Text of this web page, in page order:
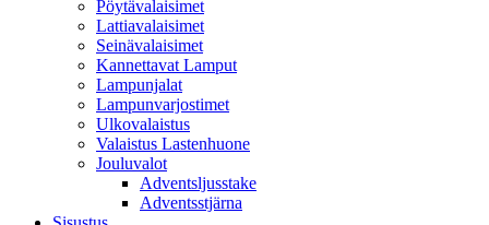
Pöytävalaisimet
Lattiavalaisimet
Seinävalaisimet
Kannettavat Lamput
Lampunjalat
Lampunvarjostimet
Ulkovalaistus
Valaistus Lastenhuone
Jouluvalot
Adventsljusstake
Adventsstjärna